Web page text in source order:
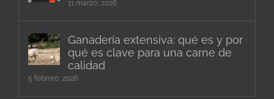
11 marzo, 2026
Ganadería extensiva: qué es y por
qué es clave para una carne de
calidad
5 febrero, 2026